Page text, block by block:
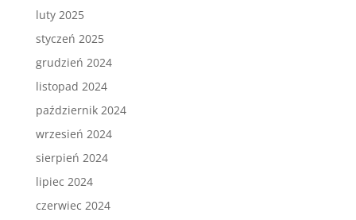
luty 2025
styczeń 2025
grudzień 2024
listopad 2024
październik 2024
wrzesień 2024
sierpień 2024
lipiec 2024
czerwiec 2024